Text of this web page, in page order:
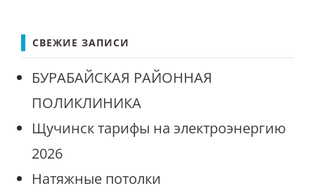
СВЕЖИЕ ЗАПИСИ
БУРАБАЙСКАЯ РАЙОННАЯ
ПОЛИКЛИНИКА
Щучинск тарифы на электроэнергию
2026
Натяжные потолки